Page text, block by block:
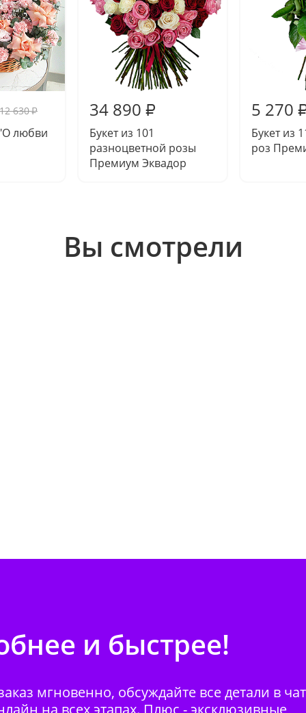
12 630₽
любви
34 890 ₽
Букет из 101
разноцветной розы
Премиум Эквадор
5 270
Букет из
роз
Вы смотрели
и быстрее!
мгновенно, обсуждайте все детали в